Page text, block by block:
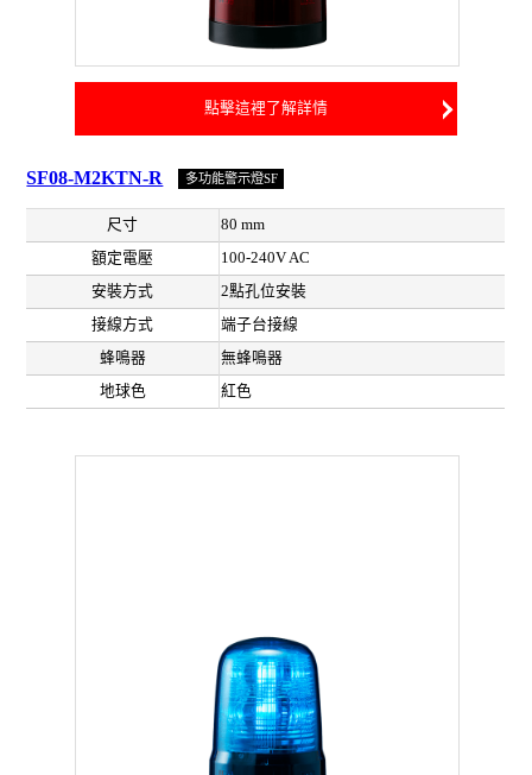
點擊這裡了解詳情
SF08-M2KTN-R 多功能警示燈SF
尺寸
80 mm
額定電壓
100-240V AC
安裝方式
2點孔位安裝
接線方式
端子台接線
蜂鳴器
無蜂鳴器
地球色
紅色